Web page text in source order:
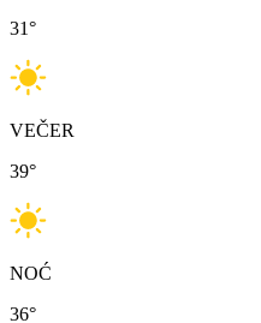
31°
VEČER
39°
NOĆ
36°